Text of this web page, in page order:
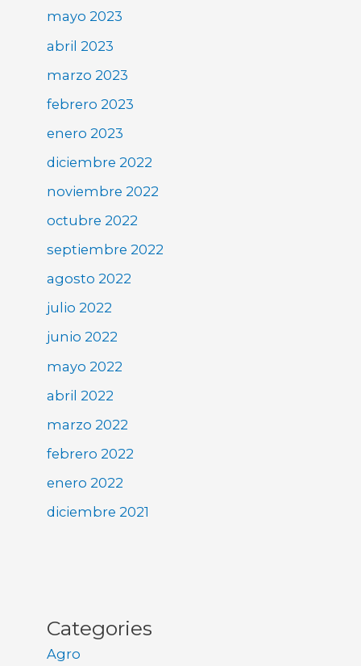
mayo 2023
abril 2023
marzo 2023
febrero 2023
enero 2023
diciembre 2022
noviembre 2022
octubre 2022
septiembre 2022
agosto 2022
julio 2022
junio 2022
mayo 2022
abril 2022
marzo 2022
febrero 2022
enero 2022
diciembre 2021
Categories
Agro